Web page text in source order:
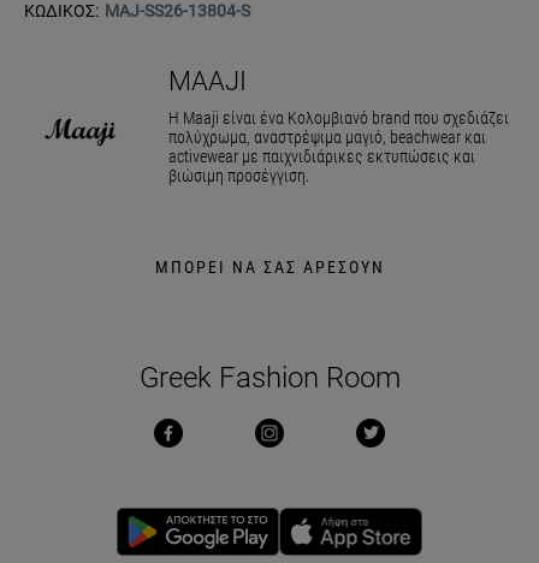
ΚΩΔΙΚΟΣ: MAJ-SS26-13804-S
MAAJI
Η Maaji είναι ένα Κολομβιανό brand που σχεδιάζει
πολύχρωμα, αναστρέψιμα μαγιό, beachwear και
activewear με παιχνιδιάρικες εκτυπώσεις και
βιώσιμη προσέγγιση.
ΜΠΟΡΕΙ ΝΑ ΣΑΣ ΑΡΕΣΟΥΝ
Greek Fashion Room